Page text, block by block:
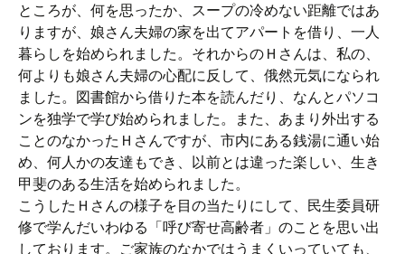
ところが、何を思ったか、スープの冷めない距離ではあ
りますが、娘さん夫婦の家を出てアパートを借り、一人
暮らしを始められました。それからのＨさんは、私の、
何よりも娘さん夫婦の心配に反して、俄然元気になられ
ました。図書館から借りた本を読んだり、なんとパソコ
ンを独学で学び始められました。また、あまり外出する
ことのなかったＨさんですが、市内にある銭湯に通い始
め、何人かの友達もでき、以前とは違った楽しい、生き
甲斐のある生活を始められました。
こうしたＨさんの様子を目の当たりにして、民生委員研
修で学んだいわゆる「呼び寄せ高齢者」のことを思い出
しております。ご家族のなかではうまくいっていても、